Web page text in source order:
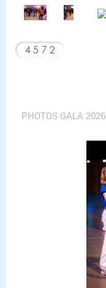
PHOTOS GALA 2026